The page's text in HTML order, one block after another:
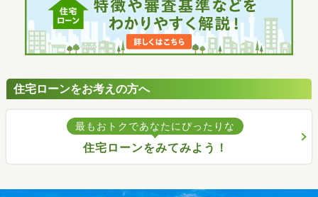
住宅ローンをお考えの方へ
最もおトクであなたにぴったりな
住宅ローンをみてみよう！